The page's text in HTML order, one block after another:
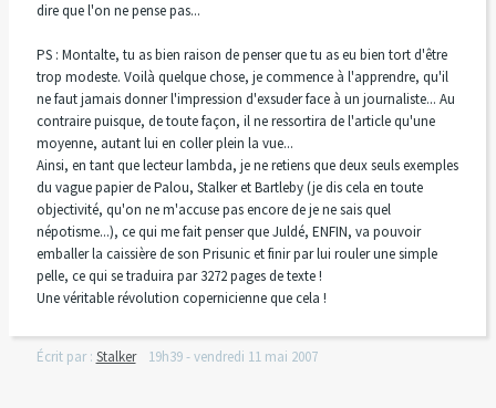
dire que l'on ne pense pas...
PS : Montalte, tu as bien raison de penser que tu as eu bien tort d'être
trop modeste. Voilà quelque chose, je commence à l'apprendre, qu'il
ne faut jamais donner l'impression d'exsuder face à un journaliste... Au
contraire puisque, de toute façon, il ne ressortira de l'article qu'une
moyenne, autant lui en coller plein la vue...
Ainsi, en tant que lecteur lambda, je ne retiens que deux seuls exemples
du vague papier de Palou, Stalker et Bartleby (je dis cela en toute
objectivité, qu'on ne m'accuse pas encore de je ne sais quel
népotisme...), ce qui me fait penser que Juldé, ENFIN, va pouvoir
emballer la caissière de son Prisunic et finir par lui rouler une simple
pelle, ce qui se traduira par 3272 pages de texte !
Une véritable révolution copernicienne que cela !
Écrit par : Stalker 19h39-vendredi 11 mai 2007